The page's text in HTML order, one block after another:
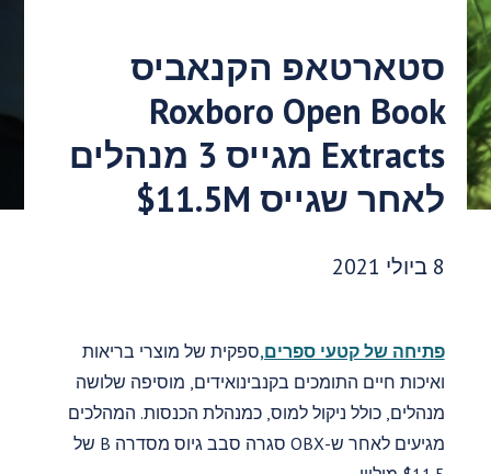
סטארטאפ הקנאביס
Roxboro Open Book
Extracts מגייס 3 מנהלים
לאחר שגייס $11.5M
תאריך פרסום:
8 ביולי 2021
פתיחה של קטעי ספרים,ספקית של מוצרי בריאות
ואיכות חיים התומכים בקנבינואידים, מוסיפה שלושה
מנהלים, כולל ניקול למוס, כמנהלת הכנסות. המהלכים
מגיעים לאחר ש-OBX סגרה סבב גיוס מסדרה B של